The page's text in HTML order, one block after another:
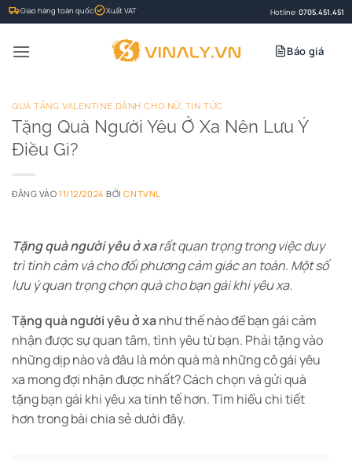
Bỏ
qua
nội
Giao hàng toàn quốc Xuất VAT Hotline: 0705.451.451
Báo giá
QUÀ TẶNG VALENTINE DÀNH CHO NỮ, TIN TỨC
Tặng Quà Người Yêu Ở Xa Nên Lưu Ý
Điều Gì?
ĐĂNG VÀO11/12/2024 BỞICNTVNL
Tặng quà người yêu ở xarất quan trọng trong việc duy
trì tình cảm và cho đối phương cảm giác an toàn. Một số
lưu ý quan trọng chọn quà cho bạn gái khi yêu xa.
Tặng quà người yêu ở xanhư thế nào để bạn gái cảm
nhận được sự quan tâm, tình yêu từ bạn. Phải tặng vào
những dịp nào và đâu là món quà mà những cô gái yêu
xa mong đợi nhận được nhất? Cách chọn và gửi quà
tặng bạn gái khi yêu xa tinh tế hơn. Tìm hiểu chi tiết
hơn trong bài chia sẻ dưới đây.